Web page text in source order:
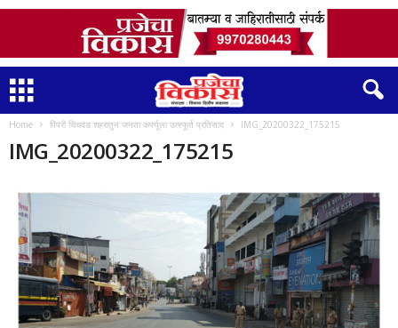
Home पिंपरी चिंचवड शहरातुन जनता कर्फ्यूला उत्स्फूर्त प्रतिसाद IMG_20200322_175215
IMG_20200322_175215